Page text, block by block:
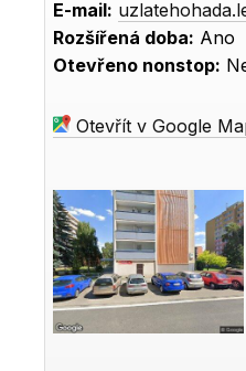
E-mail:
Rozšířená doba: Ano
Otevřeno nonstop:
Otevřít v Google